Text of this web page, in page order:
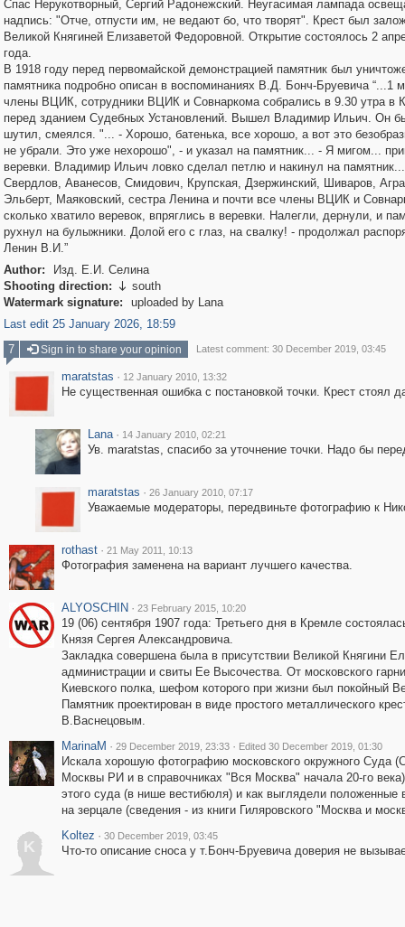
Спас Нерукотворный, Сергий Радонежский. Неугасимая лампада
надпись: "Отче, отпусти им, не ведают бо, что творят". Крест был
Великой Княгиней Елизаветой Федоровной. Открытие состоялось 2
года.
В 1918 году перед первомайской демонстрацией памятник был
памятника подробно описан в воспоминаниях В.Д. Бонч-Бруевича “...1
члены ВЦИК, сотрудники ВЦИК и Совнаркома собрались в 9.30 утра в
перед зданием Судебных Установлений. Вышел Владимир Ильич. Он
шутил, смеялся. "... - Хорошо, батенька, все хорошо, а вот это
не убрали. Это уже нехорошо", - и указал на памятник... - Я мигом...
веревки. Владимир Ильич ловко сделал петлю и накинул на
Свердлов, Аванесов, Смидович, Крупская, Дзержинский, Шиваров,
Эльберт, Маяковский, сестра Ленина и почти все члены ВЦИК и
сколько хватило веревок, впряглись в веревки. Налегли, дернули, и
рухнул на булыжники. Долой его с глаз, на свалку! - продолжал
Ленин В.И.”
Author:
Изд. Е.И. Селина
Shooting direction:  south
Watermark signature:
uploaded by Lana
Last edit 25 January 2026, 18:59
7
Sign in to share your opinion Latest comment: 30 December 2019, 03:45
maratstas · 12 January 2010, 13:32
Не существенная ошибка с постановкой точки. Крест
Lana · 14 January 2010, 02:21
Ув. maratstas, спасибо за уточнение точки. Надо бы
maratstas · 26 January 2010, 07:17
Уважаемые модераторы, передвиньте фотографию к
rothast · 21 May 2011, 10:13
Фотография заменена на вариант лучшего качества.
ALYOSCHIN · 23 February 2015, 10:20
19 (06) сентября 1907 года: Третьего дня в Кремле
Князя Сергея Александровича.
Закладка совершена была в присутствии Великой Княгини
администрации и свиты Ее Высочества. От московского
Киевского полка, шефом которого при жизни был покойный
Памятник проектирован в виде простого металлического
В.Васнецовым.
MarinaM · 29 December 2019, 23:33 · Edited 30 December 2019, 01:30
Искала хорошую фотографию московского окружного Суда
Москвы РИ и в справочниках "Вся Москва" начала 20-го
этого суда (в нише вестибюля) и как выглядели положенные
на зерцале (сведения - из книги Гиляровского "Москва и
K
Koltez · 30 December 2019, 03:45
Что-то описание сноса у т.Бонч-Бруевича доверия не